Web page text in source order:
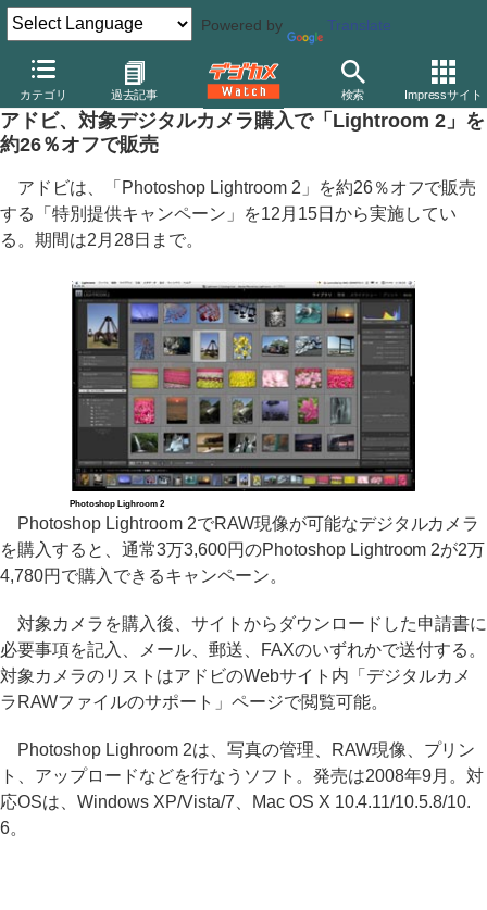
Powered by Translate
カテゴリ 過去記事 検索 Impressサイト
デジカメ Watch PC/モバイル関連 アプリ/ソフトウェア アップ
アドビ、対象デジタルカメラ購入で「Lightroom 2」を
約26％オフで販売
アドビは、「Photoshop Lightroom 2」を約26％オフで販売
する「特別提供キャンペーン」を12月15日から実施してい
る。期間は2月28日まで。
Photoshop Lighroom 2
Photoshop Lightroom 2でRAW現像が可能なデジタルカメラ
を購入すると、通常3万3,600円のPhotoshop Lightroom 2が2万
4,780円で購入できるキャンペーン。
対象カメラを購入後、サイトからダウンロードした申請書に
必要事項を記入、メール、郵送、FAXのいずれかで送付する。
対象カメラのリストはアドビのWebサイト内「デジタルカメ
ラRAWファイルのサポート」ページで閲覧可能。
Photoshop Lighroom 2は、写真の管理、RAW現像、プリン
ト、アップロードなどを行なうソフト。発売は2008年9月。対
応OSは、Windows XP/Vista/7、Mac OS X 10.4.11/10.5.8/10.
6。